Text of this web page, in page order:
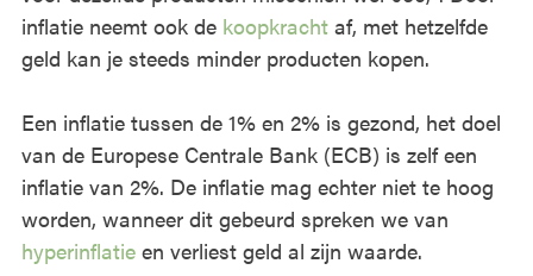
inflatie neemt ook de koopkracht af, met hetzelfde
geld kan je steeds minder producten kopen.
Een inflatie tussen de 1% en 2% is gezond, het doel
van de Europese Centrale Bank (ECB) is zelf een
inflatie van 2%. De inflatie mag echter niet te hoog
worden, wanneer dit gebeurd spreken we van
hyperinflatie en verliest geld al zijn waarde.